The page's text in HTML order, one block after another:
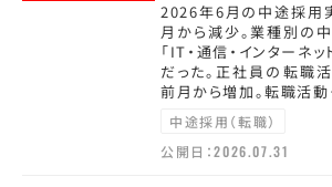
2026年6月の中途採用
月から減少。業種別の
「IT・通信・インターネ
だった。正社員の転職
前月から増加。転職活
中途採用（転職）
公開日：2026.07.31